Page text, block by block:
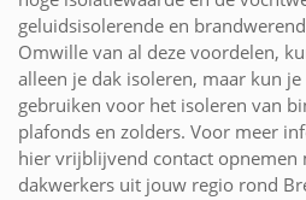
geluidsisolerende en
Omwille van al deze voordelen,
alleen je dak isoleren, maar kun
gebruiken voor het isoleren van
plafonds en zolders. Voor meer
hier vrijblijvend contact opnemen
dakwerkers uit jouw regio rond